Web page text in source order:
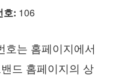
호: 106
호는 홈페이지에서
드 홈페이지의 상